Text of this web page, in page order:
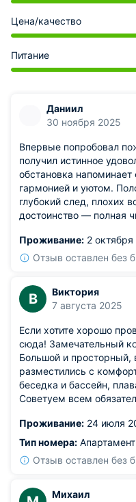
Цена/качество
Питание
Даниил
30 ноября 2025
Впервые попробовал
получил истинное
обстановка
гармонией и уютом.
глубокий след, плохих
достоинство — полная
Проживание: 2
Отзыв оставлен без
В
Виктория
7 августа 2025
Если хотите хорошо
сюда! Замечательный
Большой и просторный,
разместились с
беседка и бассейн,
Советуем всем
Проживание: 24 июля
Тип номера:
Отзыв оставлен без
Михаил